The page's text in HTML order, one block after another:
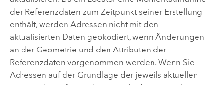
der Referenzdaten zum Zeitpunkt seiner Erstellung
enthält, werden Adressen nicht mit den
aktualisierten Daten geokodiert, wenn Änderungen
an der Geometrie und den Attributen der
Referenzdaten vorgenommen werden. Wenn Sie
Adressen auf der Grundlage der jeweils aktuellen